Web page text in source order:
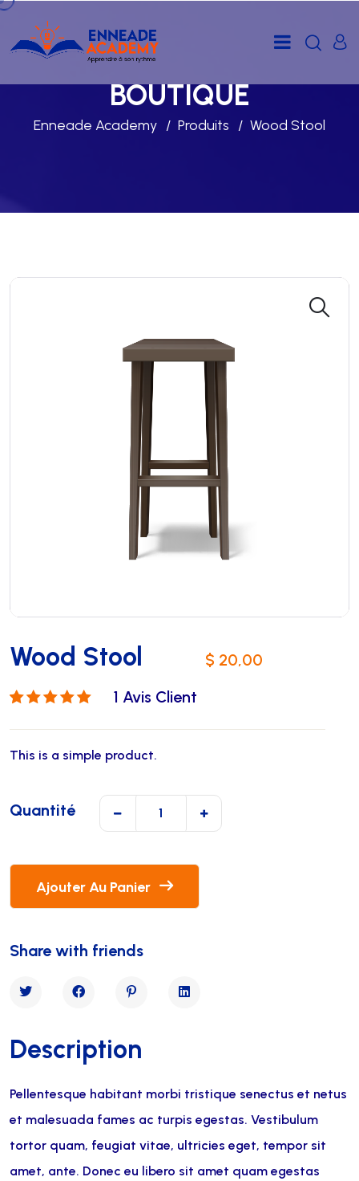
BOUTIQUE
Enneade Academy Produits Wood Stool
Wood Stool $ 20,00
notation client
1 Avis Client
This is a simple product.
Quantité
Ajouter Au Panier
Share with friends
Description
Pellentesque habitant morbi tristique senectus et netus
et malesuada fames ac turpis egestas. Vestibulum
tortor quam, feugiat vitae, ultricies eget, tempor sit
amet, ante. Donec eu libero sit amet quam egestas